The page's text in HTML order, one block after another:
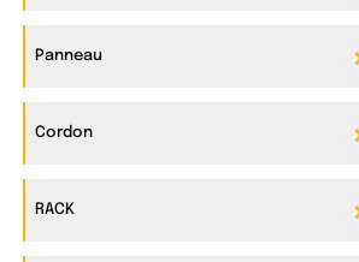
Panneau
Cordon
RACK